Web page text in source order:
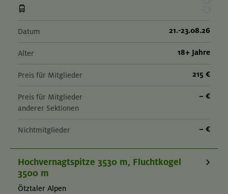
Datum 21.-23.08.26
Alter 18+ Jahre
Preis für Mitglieder 215 €
Preis für Mitglieder
anderer Sektionen
– €
Nichtmitglieder – €
Hochvernagtspitze 3530 m, Fluchtkogel
3500 m
Ötztaler Alpen